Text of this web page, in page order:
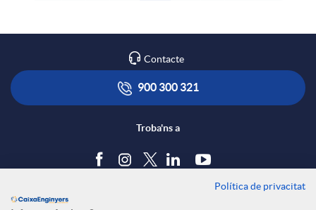
Contacte
900 300 321
Troba'ns a
Política de privacitat